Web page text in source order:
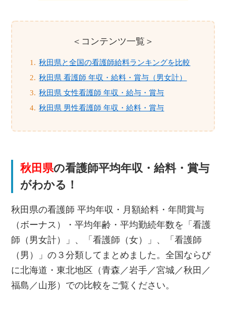
＜コンテンツ一覧＞
秋田県と全国の看護師給料ランキングを比較
秋田県 看護師 年収・給料・賞与（男女計）
秋田県 女性看護師 年収・給与・賞与
秋田県 男性看護師 年収・給料・賞与
秋田県の看護師平均年収・給料・賞与
がわかる！
秋田県の看護師 平均年収・月額給料・年間賞与
（ボーナス）・平均年齢・平均勤続年数を「看護
師（男女計）」、「看護師（女）」、「看護師
（男）」の３分類してまとめました。全国ならび
に北海道・東北地区（青森／岩手／宮城／秋田／
福島／山形）での比較をご覧ください。